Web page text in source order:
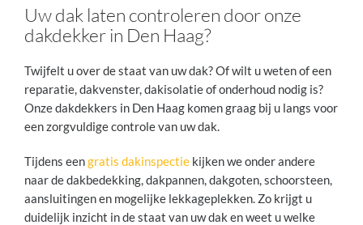
Uw dak laten controleren door onze
dakdekker in Den Haag?
Twijfelt u over de staat van uw dak? Of wilt u weten of een
reparatie, dakvenster, dakisolatie of onderhoud nodig is?
Onze dakdekkers in Den Haag komen graag bij u langs voor
een zorgvuldige controle van uw dak.
Tijdens eengratis dakinspectie kijken we onder andere
naar de dakbedekking, dakpannen, dakgoten, schoorsteen,
aansluitingen en mogelijke lekkageplekken. Zo krijgt u
duidelijk inzicht in de staat van uw dak en weet u welke